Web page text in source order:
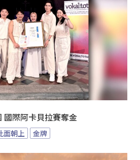
國際阿卡貝拉賽奪金
面朝上 金牌